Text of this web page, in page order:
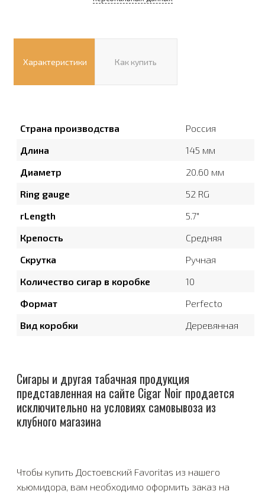
Характеристики Как купить
Страна производства
Россия
Длина
145 мм
Диаметр
20.60 мм
Ring gauge
52 RG
rLength
5.7″
Крепость
Средняя
Скрутка
Ручная
Количество сигар в коробке
10
Формат
Perfecto
Вид коробки
Деревянная
Сигары и другая табачная продукция
представленная на сайте Cigar Noir продается
исключительно на условиях самовывоза из
клубного магазина
Чтобы купить Достоевский Favoritas из нашего
хьюмидора, вам необходимо оформить заказ на